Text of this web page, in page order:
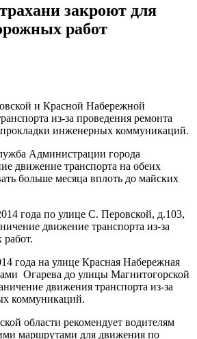
закроют для
работ
и Красной Набережной
из-за проведения ремонта
инженерных коммуникаций.
Администрации города
движение транспорта на обеих
больше месяца вплоть до майских
года по улице С. Перовской, д.103,
движение транспорта из-за
года на улице Красная Набережная
Огарева до улицы Магнитогорской
движения транспорта из-за
коммуникаций.
области рекомендует водителям
маршрутами для движения по